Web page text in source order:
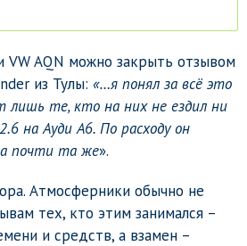
VW AQN можно закрыть отзывом
из Тулы: «…я понял за всё это
лишь те, кто на них не ездил ни
на Ауди А6. По расходу он
почти та же».
Атмосферники обычно не
тех, кто этим занимался –
и средств, а взамен –